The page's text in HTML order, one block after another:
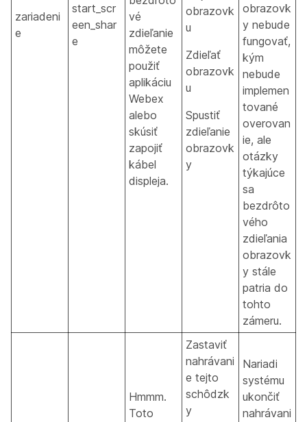
zariadeni
e
start_scr
een_shar
e
vé
zdieľanie
môžete
použiť
aplikáciu
Webex
alebo
skúsiť
zapojiť
kábel
displeja.
obrazovk
u
Zdieľať
obrazovk
u
Spustiť
zdieľanie
obrazovk
y
obrazovk
y nebude
fungovať,
kým
nebude
implemen
tované
overovan
ie, ale
otázky
týkajúce
sa
bezdrôto
vého
zdieľania
obrazovk
y stále
patria do
tohto
zámeru.
Hmmm.
Toto
Zastaviť
nahrávani
e tejto
schôdzk
y
Nariadi
systému
ukončiť
nahrávani